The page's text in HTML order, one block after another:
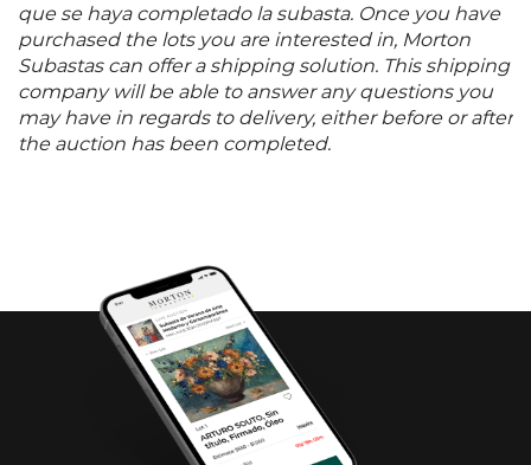
que se haya completado la subasta. Once you have
purchased the lots you are interested in, Morton
Subastas can offer a shipping solution. This shipping
company will be able to answer any questions you
may have in regards to delivery, either before or after
the auction has been completed.